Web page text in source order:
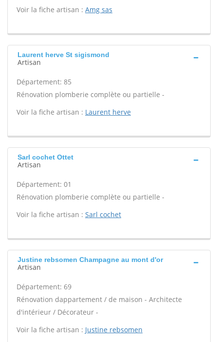
Voir la fiche artisan : Amg sas
Laurent herve St sigismond
Artisan
Département: 85
Rénovation plomberie complète ou partielle -
Voir la fiche artisan : Laurent herve
Sarl cochet Ottet
Artisan
Département: 01
Rénovation plomberie complète ou partielle -
Voir la fiche artisan : Sarl cochet
Justine rebsomen Champagne au mont d'or
Artisan
Département: 69
Rénovation dappartement / de maison - Architecte
d'intérieur / Décorateur -
Voir la fiche artisan : Justine rebsomen